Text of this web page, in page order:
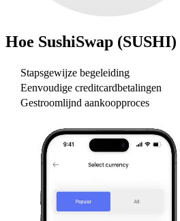
Hoe SushiSwap (SUSHI)
Stapsgewijze begeleiding
Eenvoudige creditcardbetalingen
Gestroomlijnd aankoopproces